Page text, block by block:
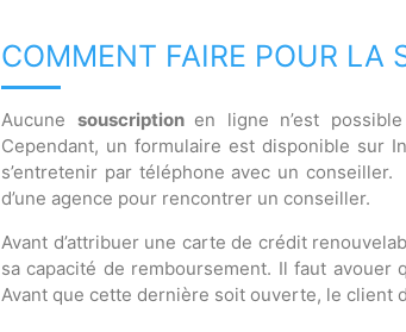
COMMENT FAIRE POUR LA
Aucune souscription en ligne n’est
Cependant, un formulaire est disponible sur
s’entretenir par téléphone avec un
d’une agence pour rencontrer un conseiller.
Avant d’attribuer une carte de crédit
sa capacité de remboursement. Il faut
Avant que cette dernière soit ouverte, le client